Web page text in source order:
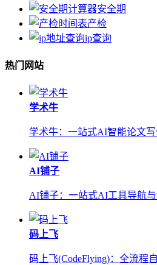
安全期
产检
ip查询
热门网站
学术牛
学术牛：一站式AI智能论文
AI铺子
AI铺子：一站式AI工具导航
码上飞
码上飞(CodeFlying)：全流程